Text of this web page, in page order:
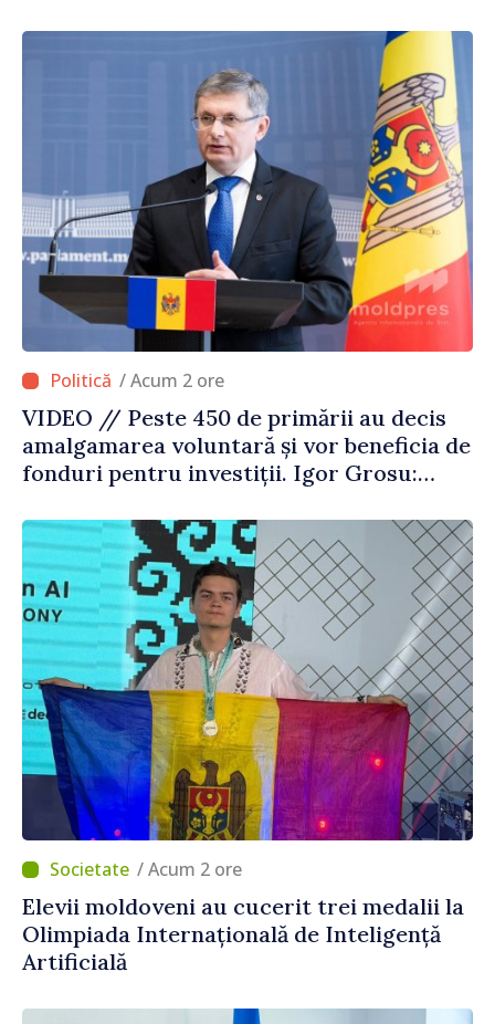
/ Acum 2 ore
VIDEO // Peste 450 de primării au decis
amalgamarea voluntară și vor beneficia de
fonduri pentru investiții. Igor Grosu:
dăm o șansă localităților să se dezvolte”
/ Acum 2 ore
Elevii moldoveni au cucerit trei medalii la
Olimpiada Internațională de Inteligență
Artificială